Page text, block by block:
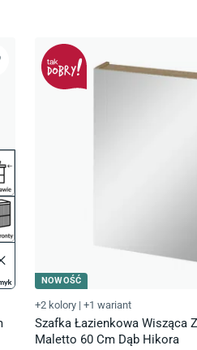
NOWOŚĆ
+2 kolory | +1 wariant
Szafka Łazienkowa Wisząca
Maletto 60 Cm Dąb Hikora